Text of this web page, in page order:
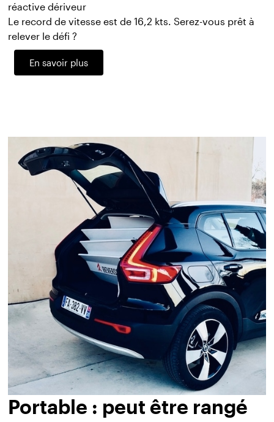
réactive dériveur
Le record de vitesse est de 16,2 kts. Serez-vous prêt à
relever le défi ?
En savoir plus
Portable : peut être rangé